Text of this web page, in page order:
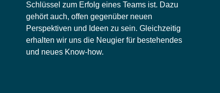
THOMAS ZÖLLNER
Vertrieb, Power Quality
Schlüssel zum Erfolg eines Teams ist. Dazu
gehört auch, offen gegenüber neuen
Perspektiven und Ideen zu sein. Gleichzeitig
erhalten wir uns die Neugier für bestehendes
und neues Know-how.